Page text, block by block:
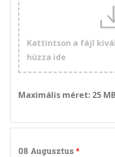
Kattintson a fájl
húzza ide
Maximális méret: 25
08 Augusztus